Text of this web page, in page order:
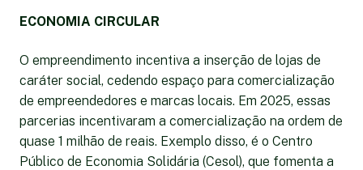
ECONOMIA CIRCULAR
O empreendimento incentiva a inserção de lojas de
caráter social, cedendo espaço para comercialização
de empreendedores e marcas locais. Em 2025, essas
parcerias incentivaram a comercialização na ordem de
quase 1 milhão de reais. Exemplo disso, é o Centro
Público de Economia Solidária (Cesol), que fomenta a